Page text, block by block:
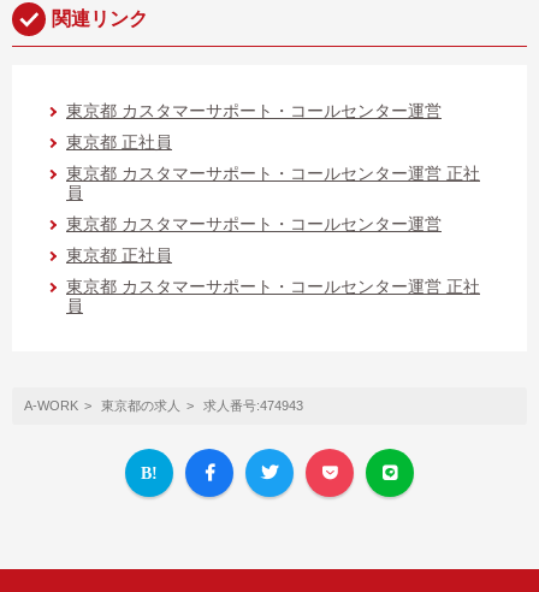
関連リンク
東京都 カスタマーサポート・コールセンター運営
東京都 正社員
東京都 カスタマーサポート・コールセンター運営 正社
員
東京都 カスタマーサポート・コールセンター運営
東京都 正社員
東京都 カスタマーサポート・コールセンター運営 正社
員
A-WORK 東京都の求人 求人番号:474943